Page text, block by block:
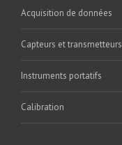
Acquisition de données
Capteurs et transmetteurs
Instruments portatifs
Calibration